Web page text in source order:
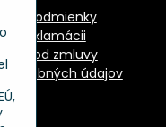
podmienky
reklamácii
od zmluvy
osobných údajov